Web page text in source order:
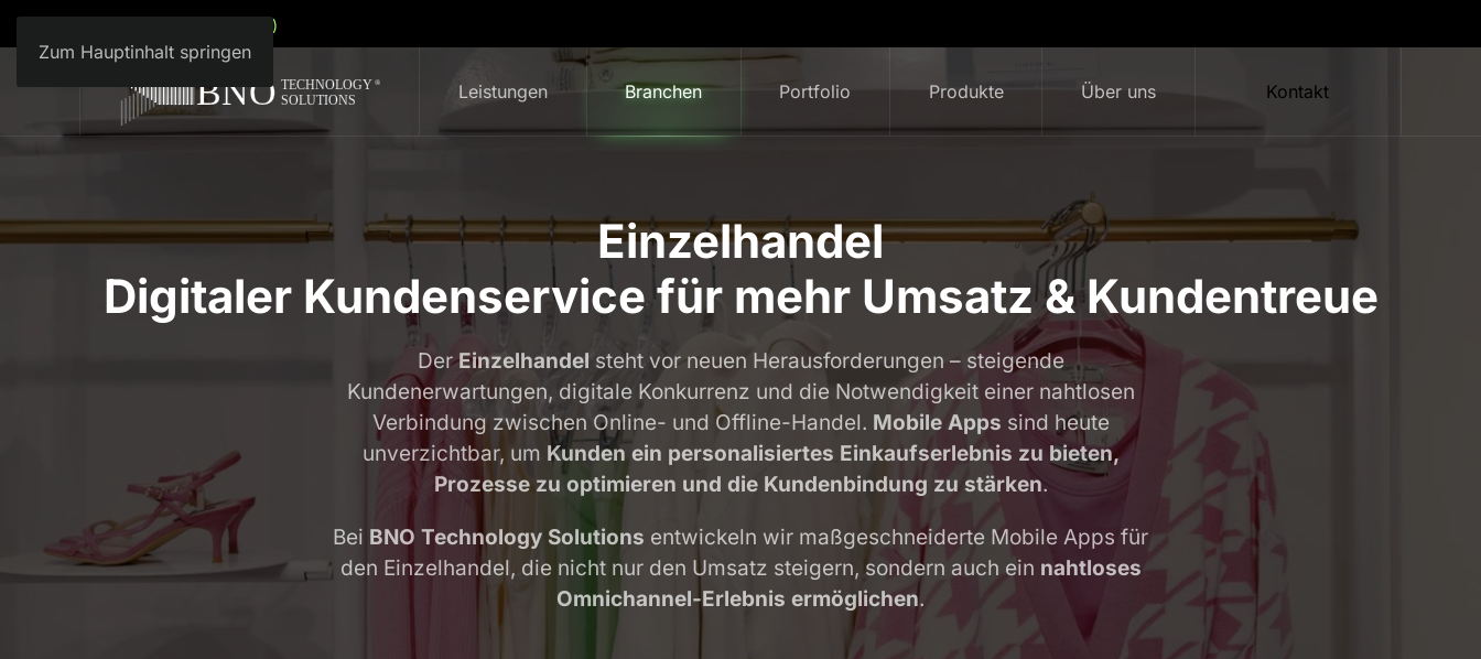
Zum Hauptinhalt springen
Deutsch (Deutschland)
Leistungen Branchen Portfolio Produkte Über uns Kontakt
Einzelhandel
Digitaler Kundenservice für mehr Umsatz & Kundentreue
DerEinzelhandel steht vor neuen Herausforderungen – steigende
Kundenerwartungen, digitale Konkurrenz und die Notwendigkeit einer nahtlosen
Verbindung zwischen Online- und Offline-Handel. Mobile Apps sind heute
unverzichtbar, um Kunden ein personalisiertes Einkaufserlebnis zu bieten,
Prozesse zu optimieren und die Kundenbindung zu stärken.
Bei BNO Technology Solutions entwickeln wir maßgeschneiderte Mobile Apps für
den Einzelhandel, die nicht nur den Umsatz steigern, sondern auch ein nahtloses
Omnichannel-Erlebnis ermöglichen.